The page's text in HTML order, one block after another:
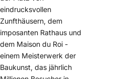
eindrucksvollen
Zunfthäusern, dem
imposanten Rathaus und
dem Maison du Roi -
einem Meisterwerk der
Baukunst, das jährlich